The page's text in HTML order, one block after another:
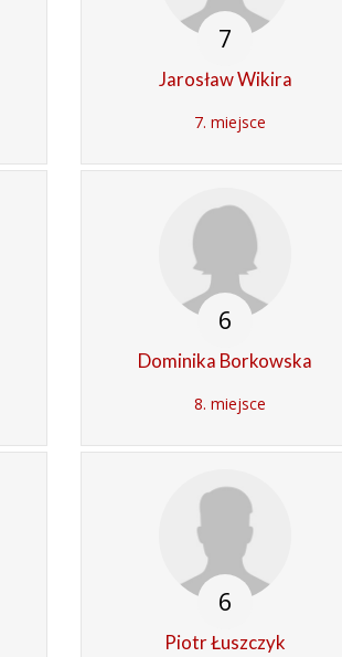
7
Jarosław Wikira
7. miejsce
6
Dominika Borkowska
8. miejsce
6
Piotr Łuszczyk